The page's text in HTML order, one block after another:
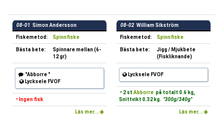
08-01 Simon Andersson
Fiskemetod: Spinnfiske
Bästa bete:
Spinnare mellan (6-
12 gr)
"Abborre "
Lycksele FVOF
• Ingen fisk
Läs mer...
08-02 William Sikström
Fiskemetod: Spinnfiske
Bästa bete:
Jigg / Mjukbete
(Fiskliknande)
Lycksele FVOF
• 2 st Abborre på totalt 0.6 kg,
Snittvikt 0.32 kg. "300g/340g"
Läs mer...